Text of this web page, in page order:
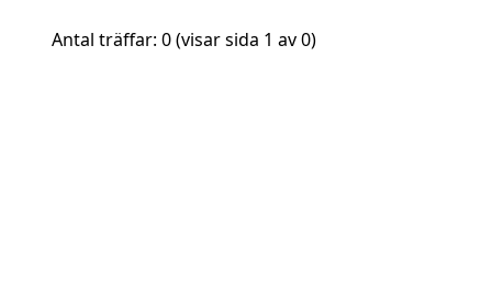
Antal träffar: 0(visar sida 1 av0)